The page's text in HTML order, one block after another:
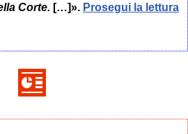
Corte. […]». Prosegui la lettura